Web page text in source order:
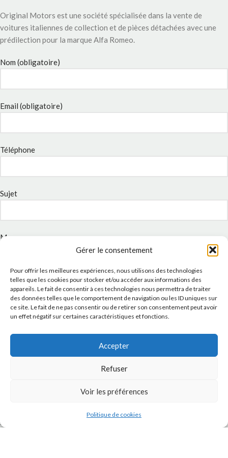
Gérer le consentement
Pour offrir les meilleures expériences, nous utilisons des technologies
telles que les cookies pour stocker et/ou accéder aux informations des
appareils. Le fait de consentir à ces technologies nous permettra de traiter
des données telles que le comportement de navigation ou les ID uniques sur
ce site. Le fait de ne pas consentir ou de retirer son consentement peut avoir
un effet négatif sur certaines caractéristiques et fonctions.
Accepter
Refuser
Voir les préférences
Politique de cookies
Original Motors est une société spécialisée dans la vente de
voitures italiennes de collection et de pièces détachées avec une
prédilection pour la marque Alfa Romeo.
Nom (obligatoire)
Email (obligatoire)
Téléphone
Sujet
Message
J'accepte laPolitique de confidentialitéde ce site.
INSTAGRAM